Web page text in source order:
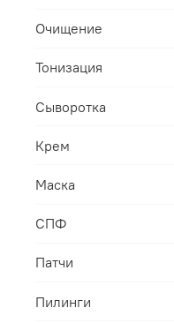
Очищение
Тонизация
Сыворотка
Крем
Маска
СПФ
Патчи
Пилинги